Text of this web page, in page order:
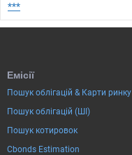
***
Емісії
Пошук облігацій & Карти ринку
Пошук облігацій (ШІ)
Пошук котировок
Cbonds Estimation